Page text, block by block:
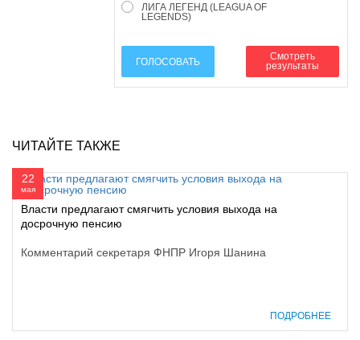
ЛИГА ЛЕГЕНД (LEAGUA OF
LEGENDS)
ГОЛОСОВАТЬ
Смотреть
результаты
ЧИТАЙТЕ ТАКЖЕ
22
мая
Власти предлагают смягчить условия выхода на
досрочную пенсию
Комментарий секретаря ФНПР Игоря Шанина
ПОДРОБНЕЕ